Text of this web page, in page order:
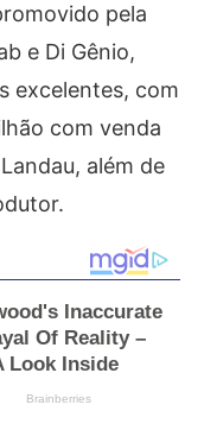
pela
e Di Gênio,
excelentes, com
com venda
além de